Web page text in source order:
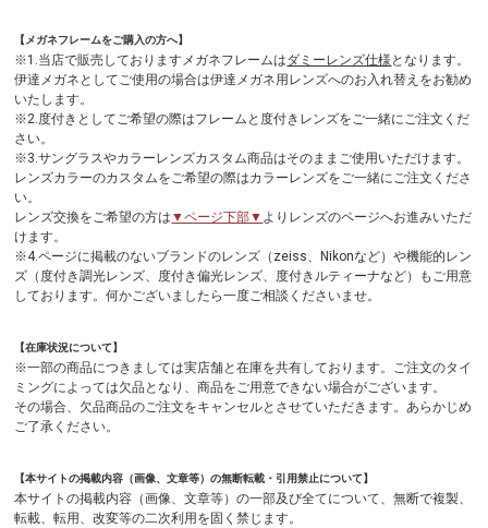
【メガネフレームをご購入の方へ】
※1.当店で販売しておりますメガネフレームはダミーレンズ仕様 となります。
伊達メガネとしてご使用の場合は伊達メガネ用レンズへのお入れ替えをお勧め
いたします。
※2.度付きとしてご希望の際はフレームと度付きレンズをご一緒にご注文くだ
さい。
※3.サングラスやカラーレンズカスタム商品はそのままご使用いただけます。
レンズカラーのカスタムをご希望の際はカラーレンズをご一緒にご注文くださ
い。
レンズ交換をご希望の方は ▼ページ下部▼ よりレンズのページへお進みいただ
けます。
※4.ページに掲載のないブランドのレンズ（zeiss、Nikonなど）や機能的レン
ズ（度付き調光レンズ、度付き偏光レンズ、度付きルティーナなど）もご用意
しております。何かございましたら一度ご相談くださいませ。
【在庫状況について】
※一部の商品につきましては実店舗と在庫を共有しております。ご注文のタイ
ミングによっては欠品となり、商品をご用意できない場合がございます。
その場合、欠品商品のご注文をキャンセルとさせていただきます。あらかじめ
ご了承ください。
【本サイトの掲載内容（画像、文章等）の無断転載・引用禁止について】
本サイトの掲載内容（画像、文章等）の一部及び全てについて、無断で複製、
転載、転用、改変等の二次利用を固く禁じます。